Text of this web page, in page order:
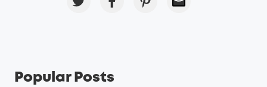
Popular Posts